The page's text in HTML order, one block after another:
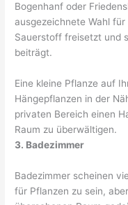
Bogenhanf oder
ausgezeichnete Wahl
Sauerstoff freisetzt und
beiträgt.
Eine kleine Pflanze auf
Hängepflanzen in der
privaten Bereich einen
Raum zu überwältigen.
3. Badezimmer
Badezimmer scheinen
für Pflanzen zu sein,